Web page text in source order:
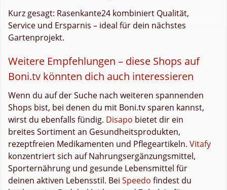
Kurz gesagt: Rasenkante24 kombiniert Qualität,
Service und Ersparnis – ideal für dein nächstes
Gartenprojekt.
Weitere Empfehlungen – diese Shops auf
Boni.tv könnten dich auch interessieren
Wenn du auf der Suche nach weiteren spannenden
Shops bist, bei denen du mit Boni.tv sparen kannst,
wirst du ebenfalls fündig. Disapo bietet dir ein
breites Sortiment an Gesundheitsprodukten,
rezeptfreien Medikamenten und Pflegeartikeln. Vitafy
konzentriert sich auf Nahrungsergänzungsmittel,
Sporternährung und gesunde Lebensmittel für
deinen aktiven Lebensstil. Bei Speedo findest du